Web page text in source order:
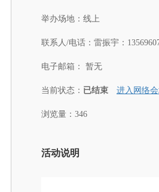
举办场地： 线上
联系人/电话： 雷振宇：
电子邮箱： 暂无
当前状态： 已结束 进入网络
浏览量：346
活动说明